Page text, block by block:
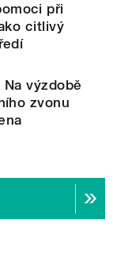
při
citlivý
výzdobě
zvonu